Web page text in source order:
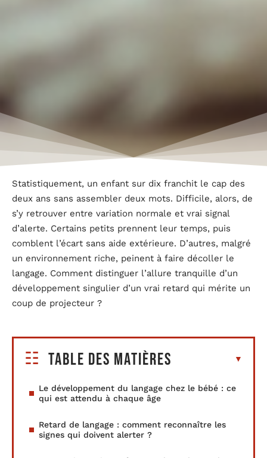
Statistiquement, un enfant sur dix franchit le cap des
deux ans sans assembler deux mots. Difficile, alors, de
s’y retrouver entre variation normale et vrai signal
d’alerte. Certains petits prennent leur temps, puis
comblent l’écart sans aide extérieure. D’autres, malgré
un environnement riche, peinent à faire décoller le
langage. Comment distinguer l’allure tranquille d’un
développement singulier d’un vrai retard qui mérite un
coup de projecteur ?
Table des matières
Le développement du langage chez le bébé : ce
qui est attendu à chaque âge
Retard de langage : comment reconnaître les
signes qui doivent alerter ?